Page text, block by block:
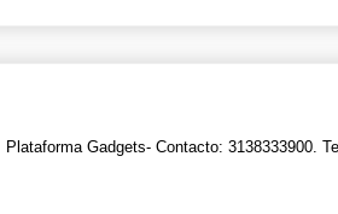
Plataforma Gadgets- Contacto: 3138333900.